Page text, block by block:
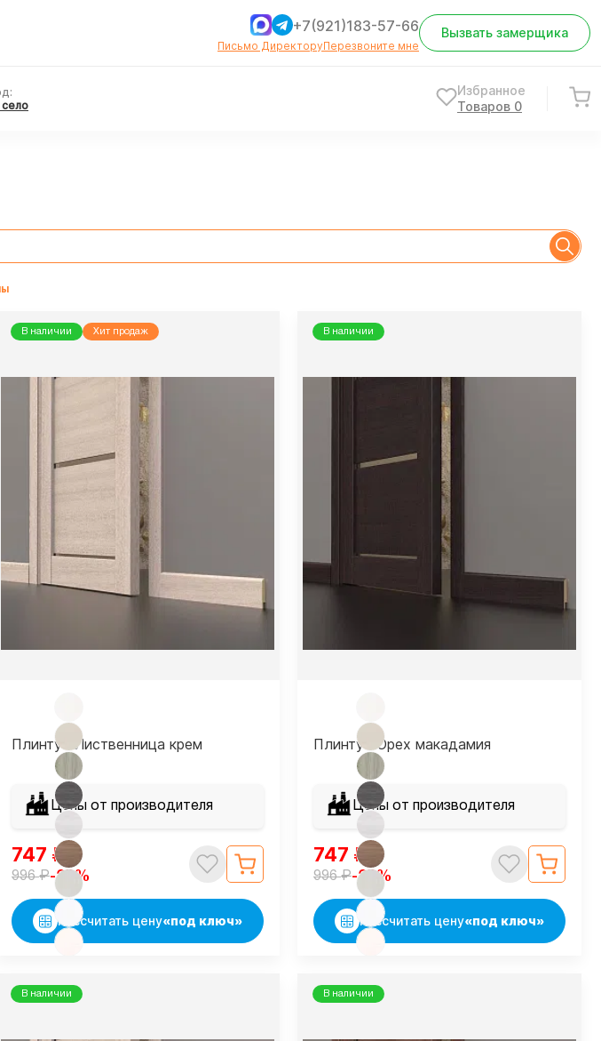
+7(921)183-57-66
Письмо ДиректоруПерезвоните мне
Вызвать замерщика
Избранное
Товаров 0
В наличии Хит продаж
Плинтус Лиственница крем
Цены от производителя
747 ₽
996₽-25%
Рассчитать цену«под ключ»
В наличии
Плинтус Орех макадамия
Цены от производителя
747 ₽
996₽-25%
Рассчитать цену«под ключ»
В наличии В наличии